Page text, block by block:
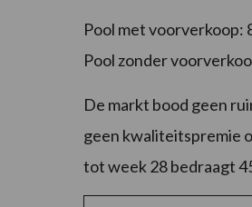
Pool met voorverkoop:
Pool zonder
De markt bood geen
geen kwaliteitspremie
tot week 28 bedraagt